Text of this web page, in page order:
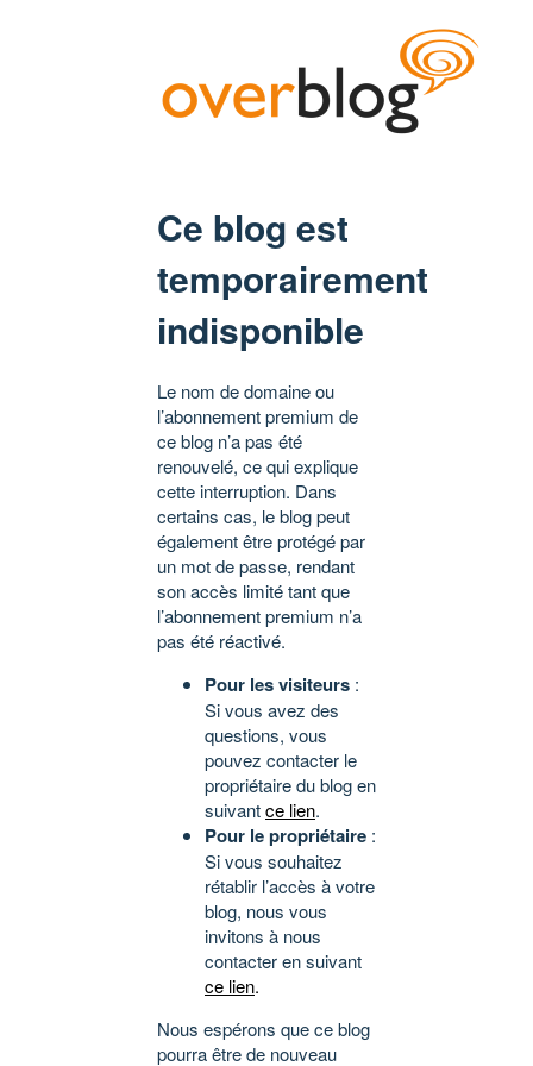
Ce blog est
temporairement
indisponible
Le nom de domaine ou
l’abonnement premium de
ce blog n’a pas été
renouvelé, ce qui explique
cette interruption. Dans
certains cas, le blog peut
également être protégé par
un mot de passe, rendant
son accès limité tant que
l’abonnement premium n’a
pas été réactivé.
Pour les visiteurs :
Si vous avez des
questions, vous
pouvez contacter le
propriétaire du blog en
suivantce lien.
Pour le propriétaire :
Si vous souhaitez
rétablir l’accès à votre
blog, nous vous
invitons à nous
contacter en suivant
ce lien.
Nous espérons que ce blog
pourra être de nouveau